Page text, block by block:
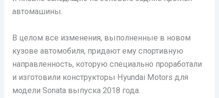
автомашины.
В целом все изменения, выполненные в новом
кузове автомобиля, придают ему спортивную
направленность, которую специально проработали
и изготовили конструкторы Hyundai Motors для
модели Sonata выпуска 2018 года.